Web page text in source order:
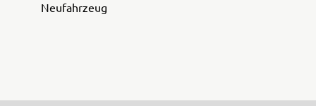
Neufahrzeug